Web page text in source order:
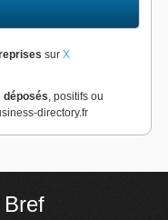
sur X
, positifs ou
directory.fr
Bref